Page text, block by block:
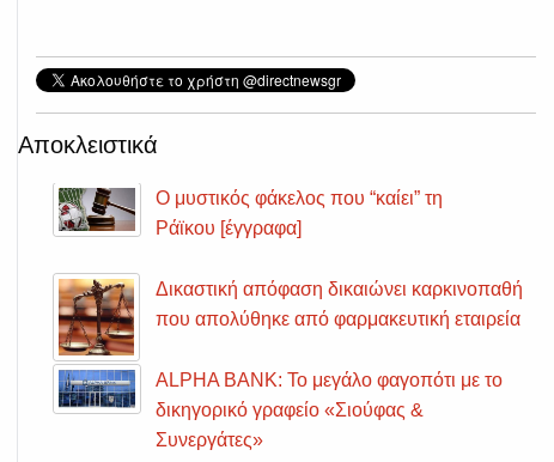
Αποκλειστικά
Ο μυστικός φάκελος που “καίει” τη
Ράϊκου [έγγραφα]
Δικαστική απόφαση δικαιώνει καρκινοπαθή
που απολύθηκε από φαρμακευτική εταιρεία
ALPHA BANK: Το μεγάλο φαγοπότι με το
δικηγορικό γραφείο «Σιούφας &
Συνεργάτες»